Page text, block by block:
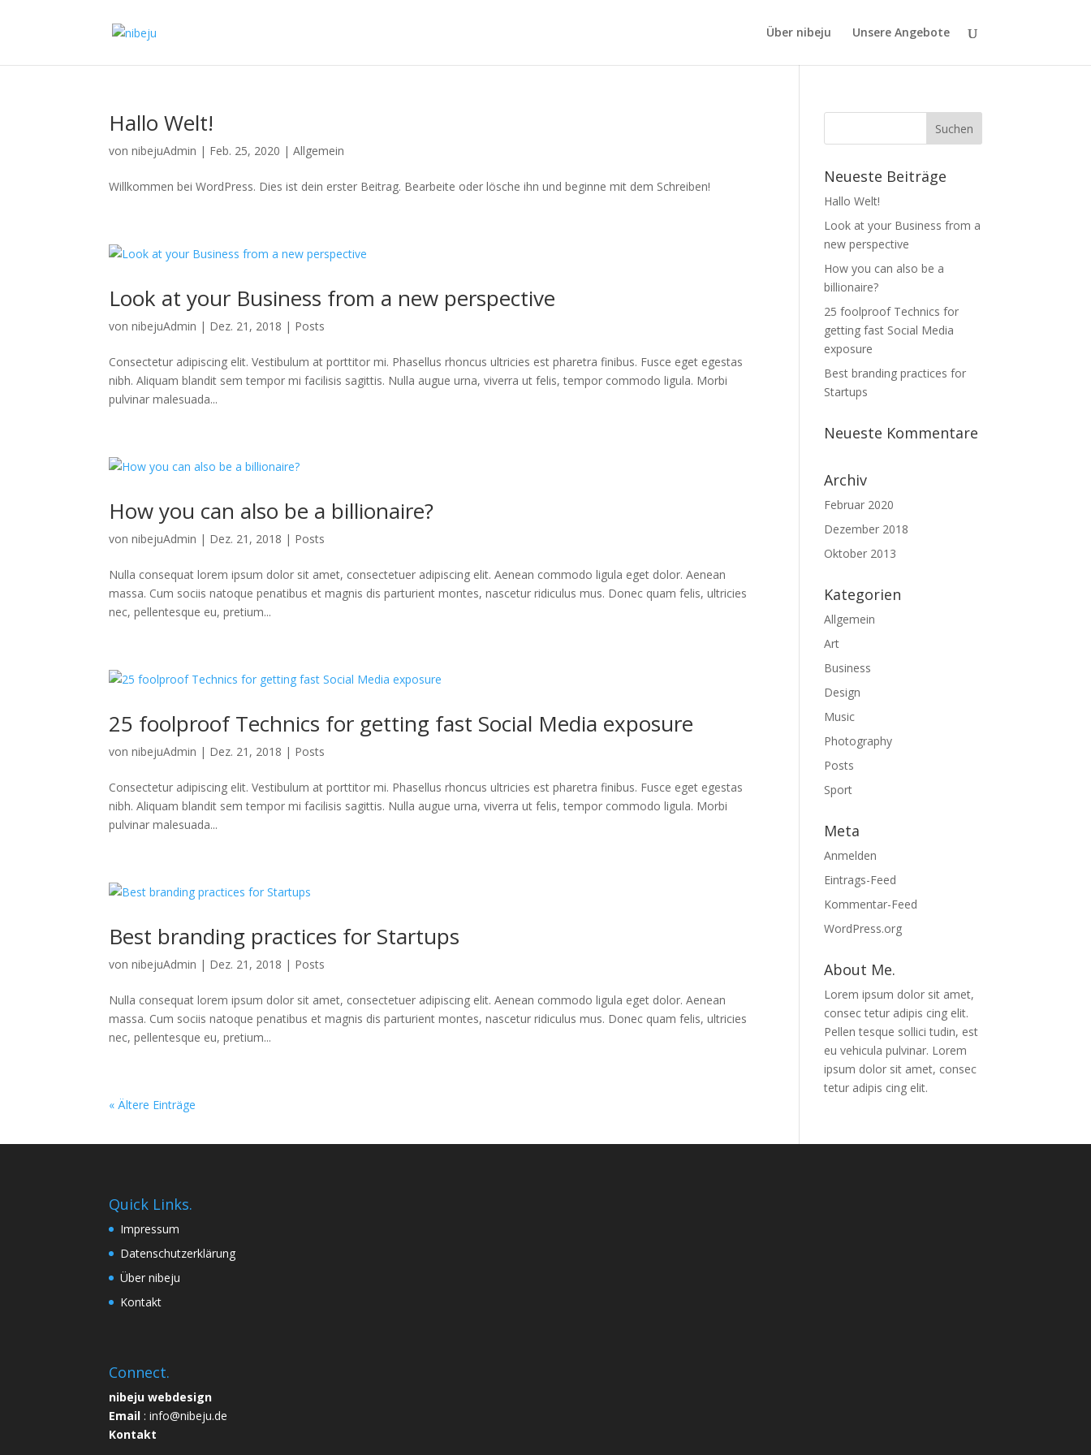
Über nibeju Unsere Angebote
Hallo Welt!
vonnibejuAdmin | Feb. 25, 2020 |Allgemein
Willkommen bei WordPress. Dies ist dein erster Beitrag. Bearbeite oder lösche ihn und beginne mit dem Schreiben!
Look at your Business from a new perspective
vonnibejuAdmin | Dez. 21, 2018 | Posts
Consectetur adipiscing elit. Vestibulum at porttitor mi. Phasellus rhoncus ultricies est pharetra finibus. Fusce eget egestas
nibh. Aliquam blandit sem tempor mi facilisis sagittis. Nulla augue urna, viverra ut felis, tempor commodo ligula. Morbi
pulvinar malesuada...
How you can also be a billionaire?
vonnibejuAdmin | Dez. 21, 2018 | Posts
Nulla consequat lorem ipsum dolor sit amet, consectetuer adipiscing elit. Aenean commodo ligula eget dolor. Aenean
massa. Cum sociis natoque penatibus et magnis dis parturient montes, nascetur ridiculus mus. Donec quam felis, ultricies
nec, pellentesque eu, pretium...
25 foolproof Technics for getting fast Social Media exposure
vonnibejuAdmin | Dez. 21, 2018 | Posts
Consectetur adipiscing elit. Vestibulum at porttitor mi. Phasellus rhoncus ultricies est pharetra finibus. Fusce eget egestas
nibh. Aliquam blandit sem tempor mi facilisis sagittis. Nulla augue urna, viverra ut felis, tempor commodo ligula. Morbi
pulvinar malesuada...
Best branding practices for Startups
vonnibejuAdmin | Dez. 21, 2018 | Posts
Nulla consequat lorem ipsum dolor sit amet, consectetuer adipiscing elit. Aenean commodo ligula eget dolor. Aenean
massa. Cum sociis natoque penatibus et magnis dis parturient montes, nascetur ridiculus mus. Donec quam felis, ultricies
nec, pellentesque eu, pretium...
« Ältere Einträge
Neueste Beiträge
Hallo Welt!
Look at your Business from a
new perspective
How you can also be a
billionaire?
25 foolproof Technics for
getting fast Social Media
exposure
Best branding practices for
Startups
Neueste Kommentare
Archiv
Februar 2020
Dezember 2018
Oktober 2013
Kategorien
Allgemein
Art
Business
Design
Music
Photography
Posts
Sport
Meta
Anmelden
Eintrags-Feed
Kommentar-Feed
WordPress.org
About Me.
Lorem ipsum dolor sit amet,
consec tetur adipis cing elit.
Pellen tesque sollici tudin, est
eu vehicula pulvinar. Lorem
ipsum dolor sit amet, consec
tetur adipis cing elit.
Quick Links.
Impressum
Datenschutzerklärung
Über nibeju
Kontakt
Connect.
nibeju webdesign
Email : info@nibeju.de
Kontakt